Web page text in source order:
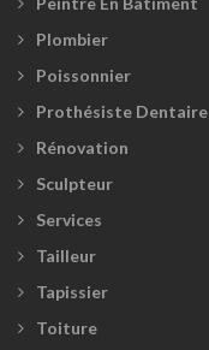
Plombier
Poissonnier
Prothésiste Dentaire
Rénovation
Sculpteur
Services
Tailleur
Tapissier
Toiture